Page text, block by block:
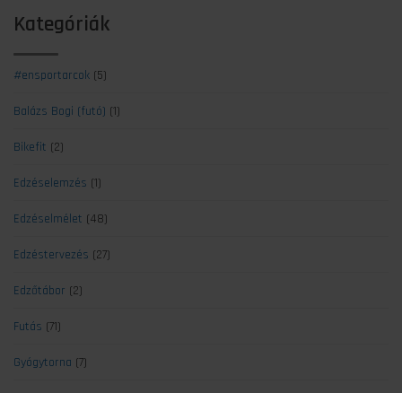
Kategóriák
#ensportarcok (5)
Balázs Bogi (futó) (1)
Bikefit (2)
Edzéselemzés (1)
Edzéselmélet (48)
Edzéstervezés (27)
Edzőtábor (2)
Futás (71)
Gyógytorna (7)